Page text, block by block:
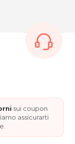
sui coupon
assicurarti